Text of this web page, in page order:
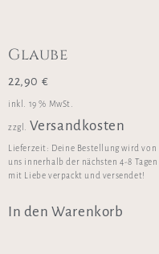
Glaube
22,90 €
inkl. 19 % MwSt.
zzgl. Versandkosten
Lieferzeit: Deine Bestellung wird von
uns innerhalb der nächsten 4-8 Tagen
mit Liebe verpackt und versendet!
In den Warenkorb